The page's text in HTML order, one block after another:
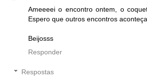
Ameeeei o encontro ontem, o
Espero que outros encontros
Beijosss
Responder
Respostas